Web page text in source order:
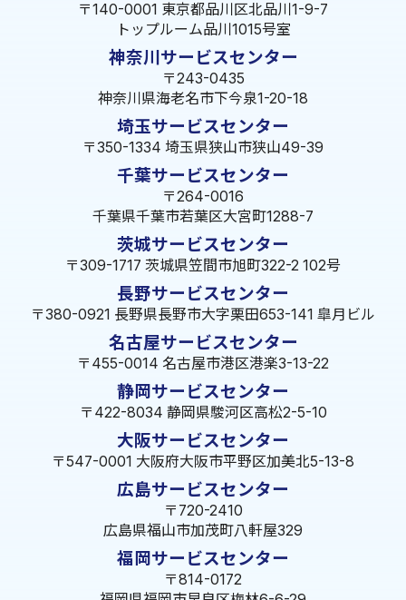
〒140-0001 東京都品川区北品川1-9-7
トップルーム品川1015号室
神奈川サービスセンター
〒243-0435
神奈川県海老名市下今泉1-20-18
埼玉サービスセンター
〒350-1334 埼玉県狭山市狭山49-39
千葉サービスセンター
〒264-0016
千葉県千葉市若葉区大宮町1288-7
茨城サービスセンター
〒309-1717 茨城県笠間市旭町322-2 102号
長野サービスセンター
〒380-0921 長野県長野市大字栗田653-141 皐月ビル
名古屋サービスセンター
〒455-0014 名古屋市港区港楽3-13-22
静岡サービスセンター
〒422-8034 静岡県駿河区高松2-5-10
大阪サービスセンター
〒547-0001 大阪府大阪市平野区加美北5-13-8
広島サービスセンター
〒720-2410
広島県福山市加茂町八軒屋329
福岡サービスセンター
〒814-0172